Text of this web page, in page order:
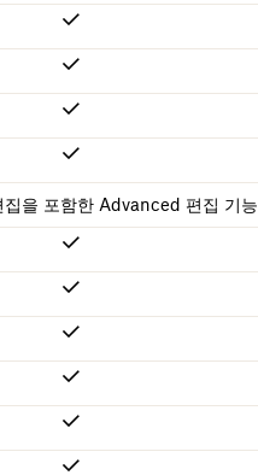
집을 포함한 Advanced 편집 기능